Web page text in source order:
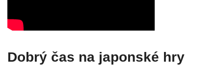
Dobrý čas na japonské hry